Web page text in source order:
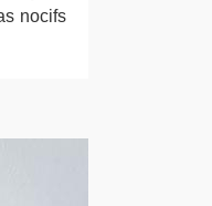
nocifs